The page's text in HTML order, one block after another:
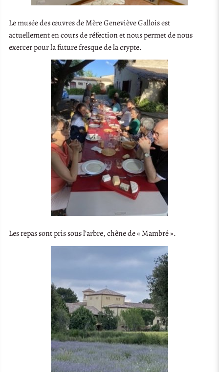
Le musée des œuvres de Mère Geneviève Gallois est
actuellement en cours de réfection et nous permet de nous
exercer pour la future fresque de la crypte.
Les repas sont pris sous l’arbre, chêne de « Mambré ».